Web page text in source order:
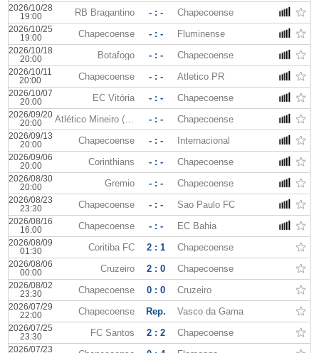
2026/10/28
19:00
RB Bragantino - : - Chapecoense
2026/10/25
19:00
Chapecoense - : - Fluminense
2026/10/18
20:00
Botafogo - : - Chapecoense
2026/10/11
20:00
Chapecoense - : - Atletico PR
2026/10/07
20:00
EC Vitória - : - Chapecoense
2026/09/20
20:00
Atlético Mineiro (MG) - : - Chapecoense
2026/09/13
20:00
Chapecoense - : - Internacional
2026/09/06
20:00
Corinthians - : - Chapecoense
2026/08/30
20:00
Gremio - : - Chapecoense
2026/08/23
23:30
Chapecoense - : - Sao Paulo FC
2026/08/16
16:00
Chapecoense - : - EC Bahia
2026/08/09
01:30
Coritiba FC 2 : 1 Chapecoense
2026/08/06
00:00
Cruzeiro 2 : 0 Chapecoense
2026/08/02
23:30
Chapecoense 0 : 0 Cruzeiro
2026/07/29
22:00
Chapecoense Rep. Vasco da Gama
2026/07/25
23:30
FC Santos 2 : 2 Chapecoense
2026/07/23